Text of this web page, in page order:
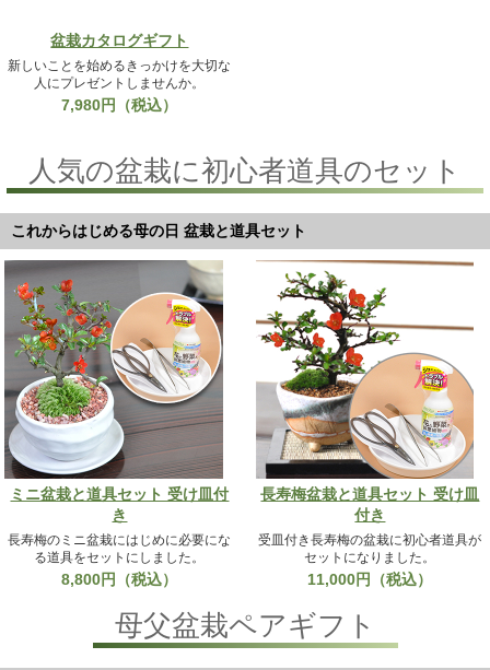
盆栽カタログギフト
新しいことを始めるきっかけを大切な
人にプレゼントしませんか。
7,980円（税込）
人気の盆栽に初心者道具のセット
これからはじめる母の日 盆栽と道具セット
ミニ盆栽と道具セット 受け皿付
き
長寿梅のミニ盆栽にはじめに必要にな
る道具をセットにしました。
8,800円（税込）
長寿梅盆栽と道具セット 受け皿
付き
受皿付き長寿梅の盆栽に初心者道具が
セットになりました。
11,000円（税込）
母父盆栽ペアギフト